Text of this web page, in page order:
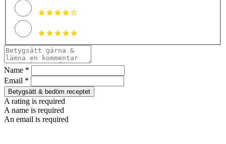
Name *
Email *
Betygsätt & bedöm receptet
A rating is required
A name is required
An email is required